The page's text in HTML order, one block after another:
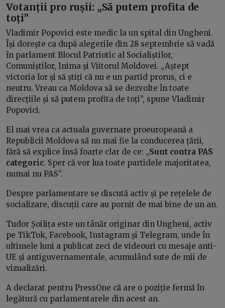
Votanții pro rușii: „Să putem profita de
toți”
Vladimir Popovici este medic la un spital din Ungheni.
Își dorește ca după alegerile din 28 septembrie să vadă
în parlament Blocul Patriotic al Socialiștilor,
Comuniștilor, Inima și Viitorul Moldovei. „Aștept
victoria lor și să știți că nu e un partid prorus, ci e
neutru. Vreau ca Moldova să se dezvolte în toate
direcțiile și să putem profita de toți”, spune Vladimir
Popovici.
El mai vrea ca actuala guvernare proeuropeană a
Republicii Moldova să nu mai fie la conducerea țării,
fără să explice însă foarte clar de ce: „Sunt contra PAS
categoric. Sper că vor lua toate partidele majoritatea,
numai nu PAS”.
Despre parlamentare se discută activ și pe rețelele de
socializare, discuții care au pornit de mai bine de un an.
Tudor Șoilița este un tânăr originar din Ungheni, activ
pe TikTok, Facebook, Instagram și Telegram, unde în
ultimele luni a publicat zeci de videouri cu mesaje anti-
UE și antiguvernamentale, acumulând sute de mii de
vizualizări.
A declarat pentru PressOne că are o poziție fermă în
legătură cu parlamentarele din acest an.